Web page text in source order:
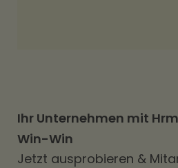
Ihr Unternehmen mit
Win-Win
Jetzt ausprobieren &